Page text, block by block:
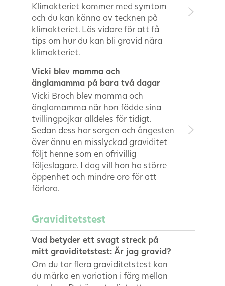
Klimakteriet kommer med symtom
och du kan känna av tecknen på
klimakteriet. Läs vidare för att få
tips om hur du kan bli gravid nära
klimakteriet.
Vicki blev mamma och
änglamamma på bara två dagar
Vicki Broch blev mamma och
änglamamma när hon födde sina
tvillingpojkar alldeles för tidigt.
Sedan dess har sorgen och ångesten
över ännu en misslyckad graviditet
följt henne som en ofrivillig
följeslagare. I dag vill hon ha större
öppenhet och mindre oro för att
förlora.
Graviditetstest
Vad betyder ett svagt streck på
mitt graviditetstest: Är jag gravid?
Om du tar flera graviditetstest kan
du märka en variation i färg mellan